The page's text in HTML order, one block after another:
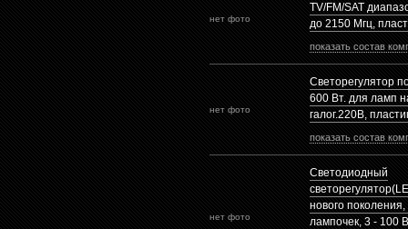
нет фото
TV/FM/SAT
до 2150 Mгц,
показать состав
нет фото
Светорегулятор
600 Вт. для ламп
галог.220В,
показать состав
нет фото
Светодиодный
нового
лампочек, 3 - 100